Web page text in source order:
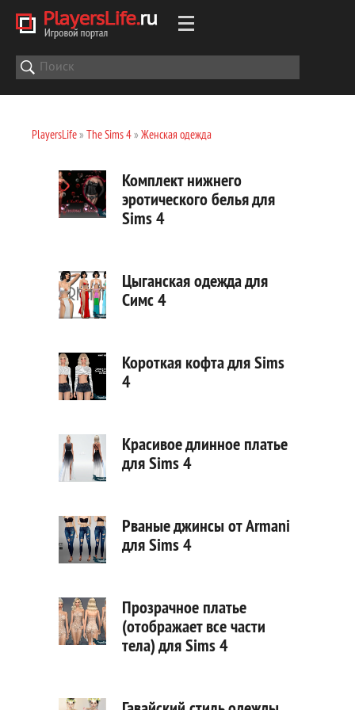
PlayersLife» The Sims 4» Женская одежда
Комплект нижнего
эротического белья для
Sims 4
Цыганская одежда для
Симс 4
Короткая кофта для Sims
4
Красивое длинное платье
для Sims 4
Рваные джинсы от Armani
для Sims 4
Прозрачное платье
(отображает все части
тела) для Sims 4